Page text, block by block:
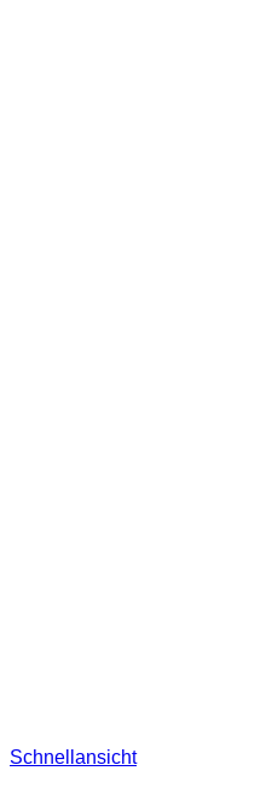
Schnellansicht